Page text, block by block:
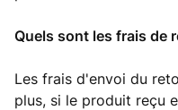
Quels sont les frais de
Les frais d'envoi du
plus, si le produit reçu